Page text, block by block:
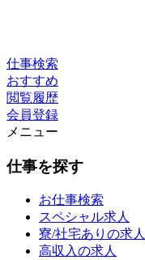
仕事検索
おすすめ
閲覧履歴
会員登録
メニュー
仕事を探す
お仕事検索
スペシャル求人
寮/社宅ありの求人
高収入の求人